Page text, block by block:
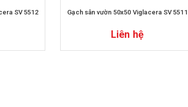
SV 5512 Gạch sân vườn 50x50 Viglacera SV 5511
Liên hệ